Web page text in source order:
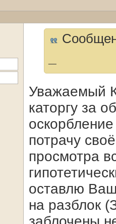
Уважаемый
каторгу за
потрачу
просмотра
оставлю
на разблок